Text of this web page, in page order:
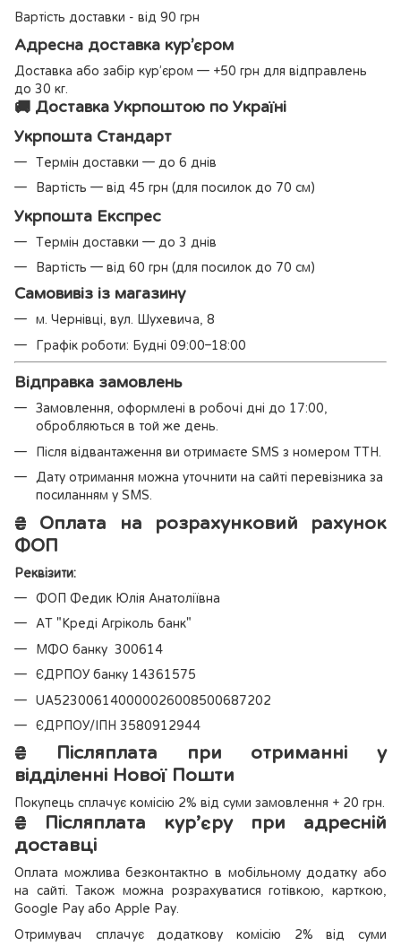
Вартість доставки - від 90 грн
Адресна доставка кур’єром
Доставка або забір кур’єром — +50 грн для відправлень
до 30 кг.
🚚 Доставка Укрпоштою по Україні
Укрпошта Стандарт
Термін доставки — до 6 днів
Вартість — від 45 грн (для посилок до 70 см)
Укрпошта Експрес
Термін доставки — до 3 днів
Вартість — від 60 грн (для посилок до 70 см)
Самовивіз із магазину
м. Чернівці, вул. Шухевича, 8
Графік роботи: Будні 09:00–18:00
Відправка замовлень
Замовлення, оформлені в робочі дні до 17:00,
обробляються в той же день.
Після відвантаження ви отримаєте SMS з номером ТТН.
Дату отримання можна уточнити на сайті перевізника за
посиланням у SMS.
₴ Оплата на розрахунковий рахунок
ФОП
Реквізити:
ФОП Федик Юлія Анатоліївна
АТ "Креді Агріколь банк"
МФО банку 300614
ЄДРПОУ банку 14361575
UA523006140000026008500687202
ЄДРПОУ/ІПН 3580912944
₴ Післяплата при отриманні у
відділенні Нової Пошти
Покупець сплачує комісію 2% від суми замовлення + 20 грн.
₴ Післяплата кур’єру при адресній
доставці
Оплата можлива безконтактно в мобільному додатку або
на сайті. Також можна розрахуватися готівкою, карткою,
Google Pay або Apple Pay.
Отримувач сплачує додаткову комісію 2% від суми